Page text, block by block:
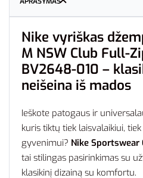
Nike vyriškas
M NSW Club Full-
BV2648-010 –
neišeina iš mados
Ieškote patogaus ir
kuris tiktų tiek laisvalaikiui,
gyvenimui? Nike
tai stilingas pasirinkimas su
klasikinį dizainą su komfortu.